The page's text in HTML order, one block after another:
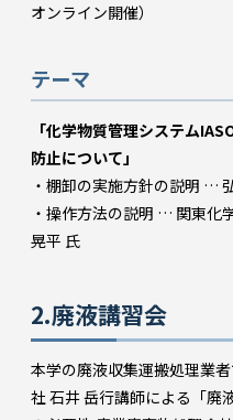
オンライン開催）
テーマ
「化学物質管理システム
防止について」
・棚卸の実施方針の説明 …
・操作方法の説明 … 関東
晃平 氏
2.廃液講習会
本学の廃液収集運搬処理業
社 石井 岳行講師による「廃